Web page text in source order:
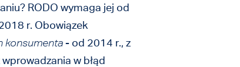
RODO wymaga jej od
r. Obowiązek
konsumenta- od 2014 r., z
w błąd